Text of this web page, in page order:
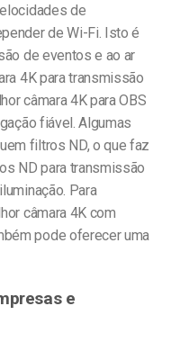
de
de Wi-Fi. Isto é
de eventos e ao ar
4K para transmissão
câmara 4K para OBS
fiável. Algumas
filtros ND, o que faz
ND para transmissão
Para
câmara 4K com
pode oferecer uma
e